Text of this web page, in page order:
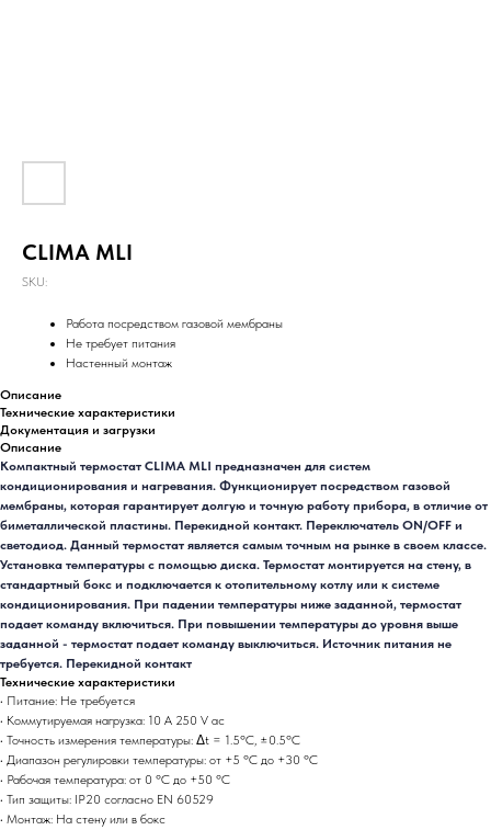
CLIMA MLI
SKU:
Работа посредством газовой мембраны
Не требует питания
Настенный монтаж
Описание
Технические характеристики
Документация и загрузки
Описание
Компактный термостат CLIMA MLI предназначен для систем
кондиционирования и нагревания. Функционирует посредством газовой
мембраны, которая гарантирует долгую и точную работу прибора, в отличие от
биметаллической пластины. Перекидной контакт. Переключатель ON/OFF и
светодиод. Данный термостат является самым точным на рынке в своем классе.
Установка температуры с помощью диска. Термостат монтируется на стену, в
стандартный бокс и подключается к отопительному котлу или к системе
кондиционирования. При падении температуры ниже заданной, термостат
подает команду включиться. При повышении температуры до уровня выше
заданной - термостат подает команду выключиться. Источник питания не
требуется. Перекидной контакт
Технические характеристики
• Питание: Не требуется
• Коммутируемая нагрузка: 10 A 250 V ac
• Точность измерения температуры: Δt = 1.5ºC, ±0.5ºC
• Диапазон регулировки температуры: от +5 ºC до +30 ºC
• Рабочая температура: от 0 ºC до +50 ºC
• Тип защиты: IP20 согласно EN 60529
• Монтаж: На стену или в бокс